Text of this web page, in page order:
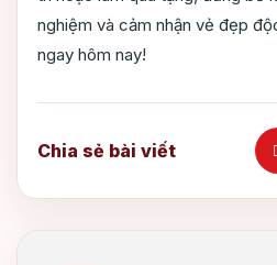
nghiệm và cảm nhận vẻ đẹp
ngay hôm nay!
Chia sẻ bài viết